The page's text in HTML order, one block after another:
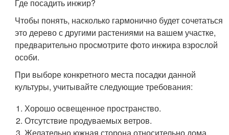
Где посадить инжир?
Чтобы понять, насколько гармонично будет сочетаться
это дерево с другими растениями на вашем участке,
предварительно просмотрите фото инжира взрослой
особи.
При выборе конкретного места посадки данной
культуры, учитывайте следующие требования:
Хорошо освещенное пространство.
Отсутствие продуваемых ветров.